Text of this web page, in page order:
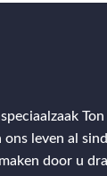
leven al
door u